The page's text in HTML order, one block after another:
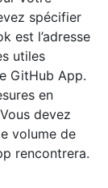
spécifier
est l’adresse
utiles
GitHub App.
en
devez
volume de
rencontrera.